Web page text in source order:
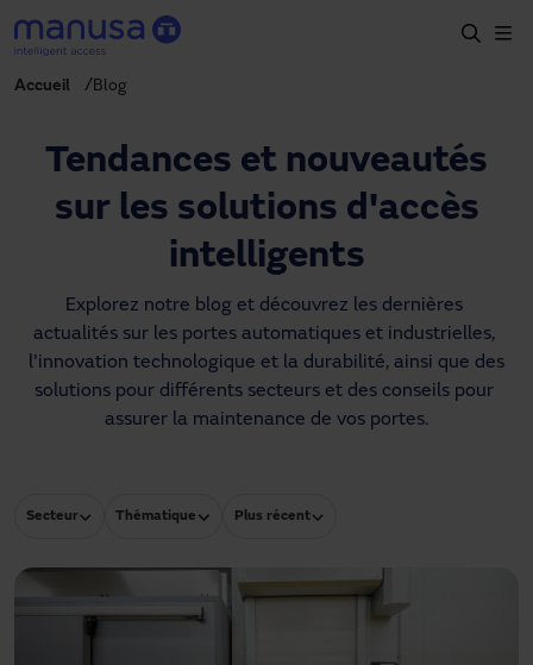
Aller au contenu principal
Produits et secteurs
Services
Projets
Blog
À propos de nous
Accueil Blog
Tendances et nouveautés
sur les solutions d'accès
intelligents
Explorez notre blog et découvrez les dernières
actualités sur les portes automatiques et industrielles,
l'innovation technologique et la durabilité, ainsi que des
solutions pour différents secteurs et des conseils pour
assurer la maintenance de vos portes.
Secteur Thématique Plus récent